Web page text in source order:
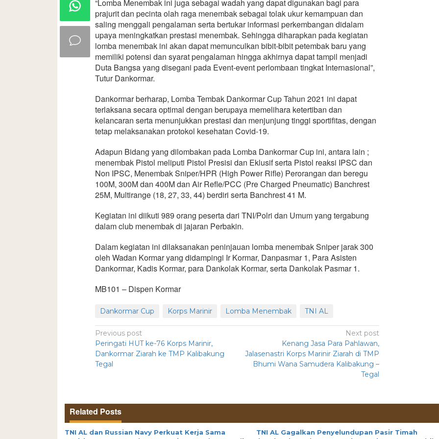
“Lomba Menembak ini juga sebagai wadah yang dapat digunakan bagi para
prajurit dan pecinta olah raga menembak sebagai tolak ukur kemampuan dan
saling menggali pengalaman serta bertukar informasi perkembangan didalam
upaya meningkatkan prestasi menembak. Sehingga diharapkan pada kegiatan
lomba menembak ini akan dapat memunculkan bibit-bibit petembak baru yang
memiliki potensi dan syarat pengalaman hingga akhirnya dapat tampil menjadi
Duta Bangsa yang disegani pada Event-event perlombaan tingkat Internasional”,
Tutur Dankormar.
Dankormar berharap, Lomba Tembak Dankormar Cup Tahun 2021 ini dapat
terlaksana secara optimal dengan berupaya memelihara ketertiban dan
kelancaran serta menunjukkan prestasi dan menjunjung tinggi sportifitas, dengan
tetap melaksanakan protokol kesehatan Covid-19.
Adapun Bidang yang dilombakan pada Lomba Dankormar Cup ini, antara lain ;
menembak Pistol meliputi Pistol Presisi dan Eklusif serta Pistol reaksi IPSC dan
Non IPSC, Menembak Sniper/HPR (High Power Rifle) Perorangan dan beregu
100M, 300M dan 400M dan Air Refle/PCC (Pre Charged Pneumatic) Banchrest
25M, Multirange (18, 27, 33, 44) berdiri serta Banchrest 41 M.
Kegiatan ini diikuti 989 orang peserta dari TNI/Polri dan Umum yang tergabung
dalam club menembak di jajaran Perbakin.
Dalam kegiatan ini dilaksanakan peninjauan lomba menembak Sniper jarak 300
oleh Wadan Kormar yang didampingi Ir Kormar, Danpasmar 1, Para Asisten
Dankormar, Kadis Kormar, para Dankolak Kormar, serta Dankolak Pasmar 1.
MB101 – Dispen Kormar
Dankormar Cup Korps Marinir Lomba Menembak TNI AL
Previous post
Peringati HUT ke-76 Korps Marinir,
Dankormar Ziarah ke TMP Kalibakung
Tegal
Next post
Kenang Jasa Para Pahlawan,
Jalasenastri Korps Marinir Ziarah di TMP
Bhumi Wana Samudera Kalibakung –
Tegal
Related Posts
TNI AL dan Russian Navy Perkuat Kerja Sama
TNI AL Gagalkan Penyelundupan Pasir Timah